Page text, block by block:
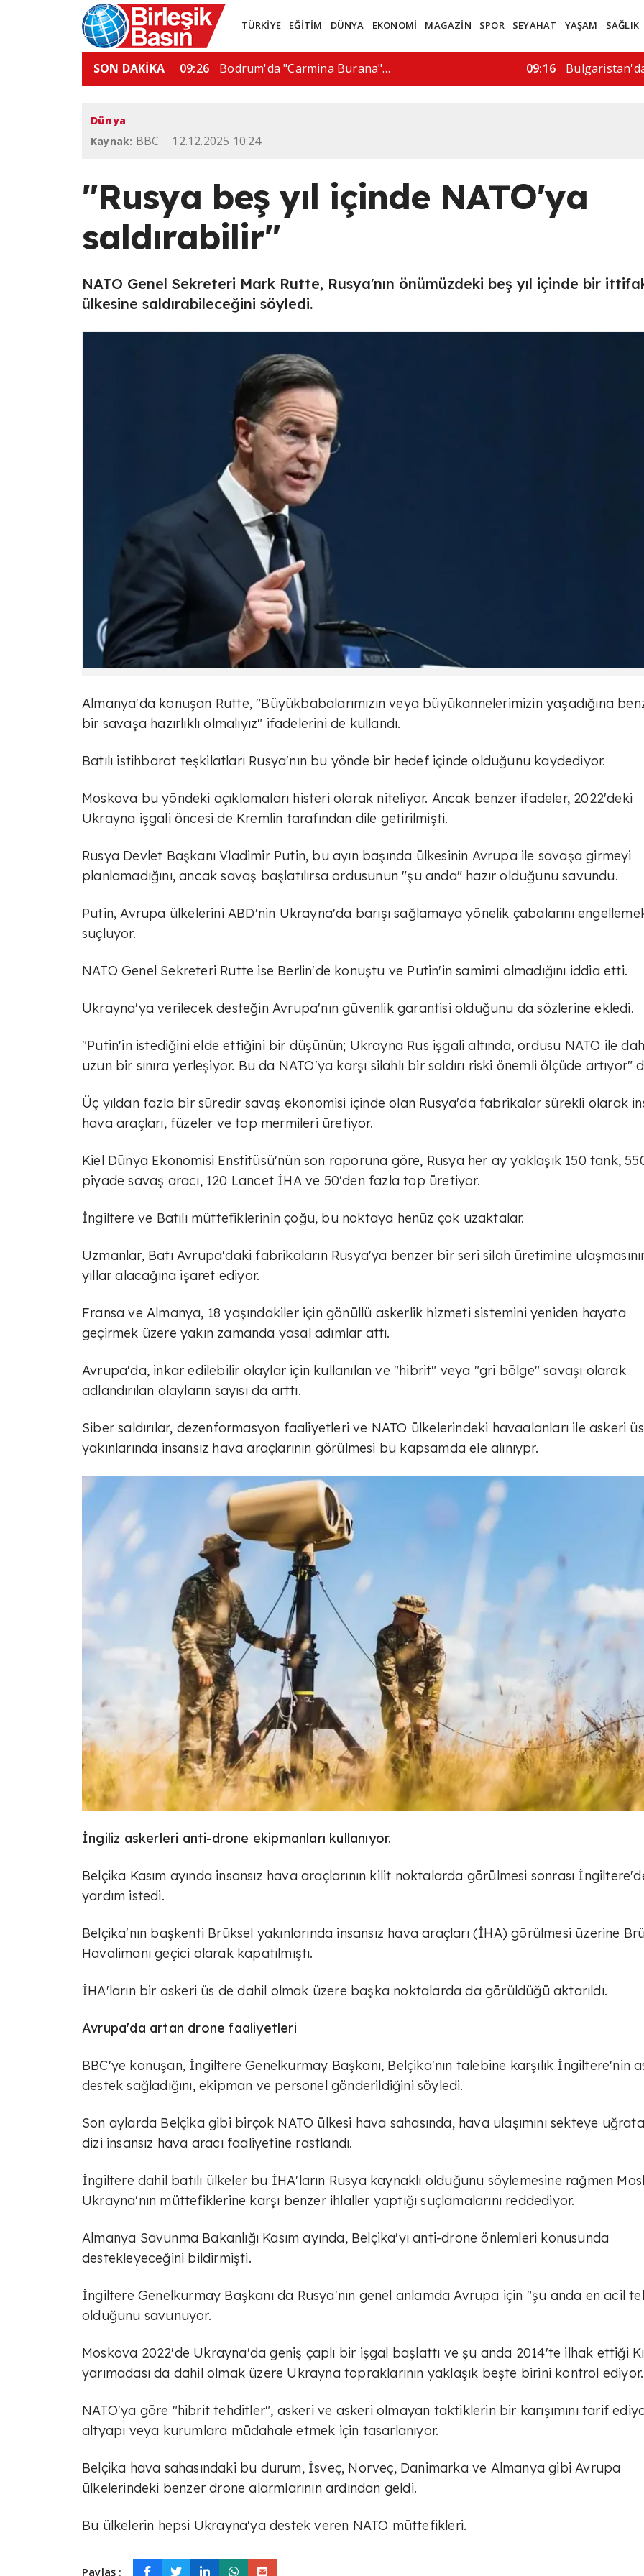
TÜRKİYE EĞİTİM DÜNYA EKONOMİ MAGAZİN SPOR SEYAHAT YAŞAM SAĞLIK
SON DAKİKA 06:01 De la Espriella'dan "yasa dışı… 15:57 "İran bizimle
Dünya
Kaynak: BBC 12.12.2025 10:24
"Rusya beş yıl içinde NATO'ya
saldırabilir"
NATO Genel Sekreteri Mark Rutte, Rusya'nın önümüzdeki beş yıl içinde bir
ülkesine saldırabileceğini söyledi.
Almanya'da konuşan Rutte, "Büyükbabalarımızın veya büyükannelerimizin yaşadığına
bir savaşa hazırlıklı olmalıyız" ifadelerini de kullandı.
Batılı istihbarat teşkilatları Rusya'nın bu yönde bir hedef içinde olduğunu kaydediyor.
Moskova bu yöndeki açıklamaları histeri olarak niteliyor. Ancak benzer ifadeler, 2022'deki
Ukrayna işgali öncesi de Kremlin tarafından dile getirilmişti.
Rusya Devlet Başkanı Vladimir Putin, bu ayın başında ülkesinin Avrupa ile savaşa girmeyi
planlamadığını, ancak savaş başlatılırsa ordusunun "şu anda" hazır olduğunu savundu.
Putin, Avrupa ülkelerini ABD'nin Ukrayna'da barışı sağlamaya yönelik çabalarını
suçluyor.
NATO Genel Sekreteri Rutte ise Berlin'de konuştu ve Putin'in samimi olmadığını iddia etti.
Ukrayna'ya verilecek desteğin Avrupa'nın güvenlik garantisi olduğunu da sözlerine ekledi.
"Putin'in istediğini elde ettiğini bir düşünün; Ukrayna Rus işgali altında, ordusu NATO ile
uzun bir sınıra yerleşiyor. Bu da NATO'ya karşı silahlı bir saldırı riski önemli ölçüde artıyor"
Üç yıldan fazla bir süredir savaş ekonomisi içinde olan Rusya'da fabrikalar sürekli olarak
hava araçları, füzeler ve top mermileri üretiyor.
Kiel Dünya Ekonomisi Enstitüsü'nün son raporuna göre, Rusya her ay yaklaşık 150 tank,
piyade savaş aracı, 120 Lancet İHA ve 50'den fazla top üretiyor.
İngiltere ve Batılı müttefiklerinin çoğu, bu noktaya henüz çok uzaktalar.
Uzmanlar, Batı Avrupa'daki fabrikaların Rusya'ya benzer bir seri silah üretimine
yıllar alacağına işaret ediyor.
Fransa ve Almanya, 18 yaşındakiler için gönüllü askerlik hizmeti sistemini yeniden hayata
geçirmek üzere yakın zamanda yasal adımlar attı.
Avrupa'da, inkar edilebilir olaylar için kullanılan ve "hibrit" veya "gri bölge" savaşı olarak
adlandırılan olayların sayısı da arttı.
Siber saldırılar, dezenformasyon faaliyetleri ve NATO ülkelerindeki havaalanları ile askeri
yakınlarında insansız hava araçlarının görülmesi bu kapsamda ele alınıypr.
İngiliz askerleri anti-drone ekipmanları kullanıyor.
Belçika Kasım ayında insansız hava araçlarının kilit noktalarda görülmesi sonrası
yardım istedi.
Belçika'nın başkenti Brüksel yakınlarında insansız hava araçları (İHA) görülmesi üzerine
Havalimanı geçici olarak kapatılmıştı.
İHA'ların bir askeri üs de dahil olmak üzere başka noktalarda da görüldüğü aktarıldı.
Avrupa'da artan drone faaliyetleri
BBC'ye konuşan, İngiltere Genelkurmay Başkanı, Belçika'nın talebine karşılık İngiltere'nin
destek sağladığını, ekipman ve personel gönderildiğini söyledi.
Son aylarda Belçika gibi birçok NATO ülkesi hava sahasında, hava ulaşımını sekteye
dizi insansız hava aracı faaliyetine rastlandı.
İngiltere dahil batılı ülkeler bu İHA'ların Rusya kaynaklı olduğunu söylemesine rağmen
Ukrayna'nın müttefiklerine karşı benzer ihlaller yaptığı suçlamalarını reddediyor.
Almanya Savunma Bakanlığı Kasım ayında, Belçika'yı anti-drone önlemleri konusunda
destekleyeceğini bildirmişti.
İngiltere Genelkurmay Başkanı da Rusya'nın genel anlamda Avrupa için "şu anda en acil
olduğunu savunuyor.
Moskova 2022'de Ukrayna'da geniş çaplı bir işgal başlattı ve şu anda 2014'te ilhak ettiği
yarımadası da dahil olmak üzere Ukrayna topraklarının yaklaşık beşte birini kontrol ediyor.
NATO'ya göre "hibrit tehditler", askeri ve askeri olmayan taktiklerin bir karışımını tarif
altyapı veya kurumlara müdahale etmek için tasarlanıyor.
Belçika hava sahasındaki bu durum, İsveç, Norveç, Danimarka ve Almanya gibi Avrupa
ülkelerindeki benzer drone alarmlarının ardından geldi.
Bu ülkelerin hepsi Ukrayna'ya destek veren NATO müttefikleri.
Paylaş :